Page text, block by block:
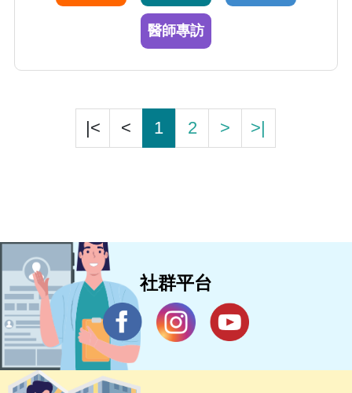
醫師專訪
|< < 1 2 > >|
社群平台